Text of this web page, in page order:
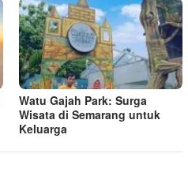
Watu Gajah Park: Surga
Wisata di Semarang untuk
Keluarga